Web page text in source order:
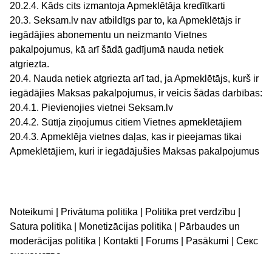
20.2.4. Kāds cits izmantoja Apmeklētāja kredītkarti
20.3. Seksam.lv nav atbildīgs par to, ka Apmeklētājs ir
iegādājies abonementu un neizmanto Vietnes
pakalpojumus, kā arī šādā gadījumā nauda netiek
atgriezta.
20.4. Nauda netiek atgriezta arī tad, ja Apmeklētājs, kurš ir
iegādājies Maksas pakalpojumus, ir veicis šādas darbības:
20.4.1. Pievienojies vietnei Seksam.lv
20.4.2. Sūtīja ziņojumus citiem Vietnes apmeklētājiem
20.4.3. Apmeklēja vietnes daļas, kas ir pieejamas tikai
Apmeklētājiem, kuri ir iegādājušies Maksas pakalpojumus
Noteikumi Privātuma politika Politika pret verdzību
Satura politika
Monetizācijas politika
Pārbaudes un
moderācijas politika
Kontakti Forums Pasākumi
Секс